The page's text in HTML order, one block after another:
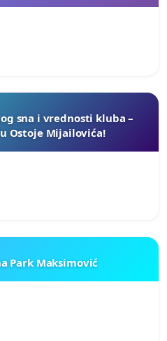
sna i vrednosti kluba –
Ostoje Mijailovića!
Park Maksimović